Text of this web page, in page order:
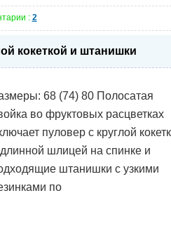
: 2
кокеткой и штанишки
68 (74) 80 Полосатая
во фруктовых расцветках
пуловер с круглой
шлицей на спинке и
штанишки с узкими
по